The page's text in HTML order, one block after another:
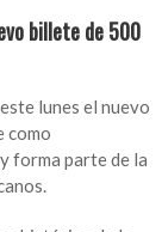
billete de 500
lunes el nuevo
como
forma parte de la